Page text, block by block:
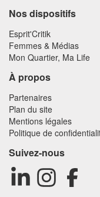
Nos dispositifs
Esprit'Critik
Femmes & Médias
Mon Quartier, Ma Life
À propos
Partenaires
Plan du site
Mentions légales
Politique de
Suivez-nous